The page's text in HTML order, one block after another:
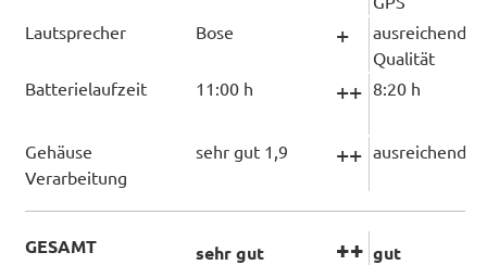
Lautsprecher
Bose +
ausreichende
Qualität
Batterielaufzeit
11:00 h ++ 8:20 h
Gehäuse
Verarbeitung
sehr gut 1,9 ++ ausreichend
GESAMT
sehr gut
++ gut